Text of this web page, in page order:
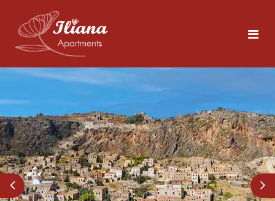
Αρχική
Διαμονή
5 άτομα
Τολό
Περιοχή
Για το Ναύπλιο
Φωτογραφίες